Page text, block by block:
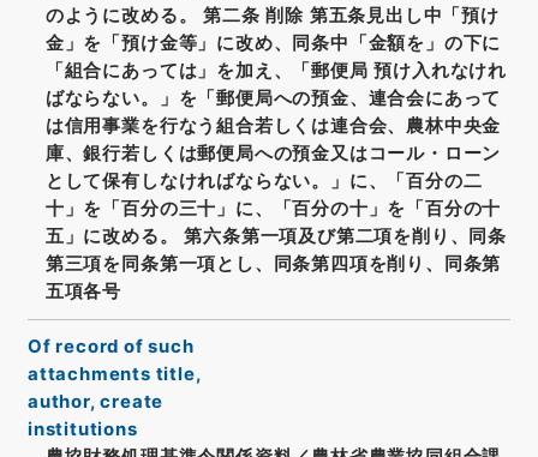
のように改める。 第二条 削除 第五条見出し中「預け
金」を「預け金等」に改め、同条中「金額を」の下に
「組合にあっては」を加え、「郵便局 預け入れなけれ
ばならない。」を「郵便局への預金、連合会にあって
は信用事業を行なう組合若しくは連合会、農林中央金
庫、銀行若しくは郵便局への預金又はコール・ローン
として保有しなければならない。」に、「百分の二
十」を「百分の三十」に、「百分の十」を「百分の十
五」に改める。 第六条第一項及び第二項を削り、同条
第三項を同条第一項とし、同条第四項を削り、同条第
五項各号
Of record of such
attachments title,
author, create
institutions